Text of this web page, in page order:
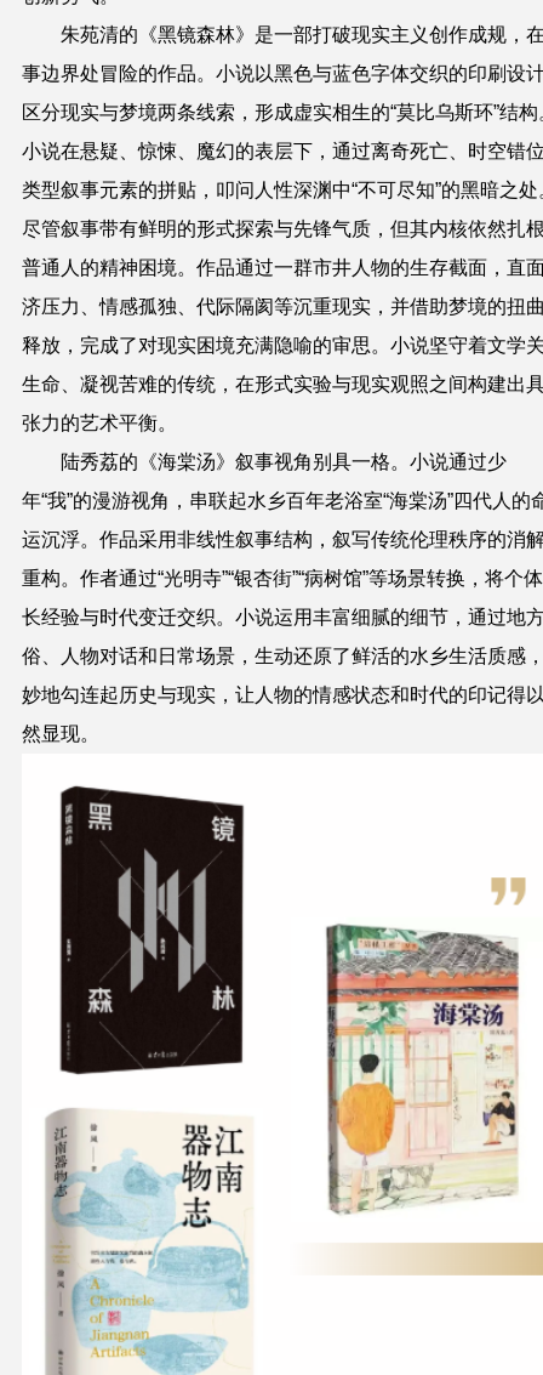
朱苑清的《黑镜森林》是一部打破现实主义创作成规，
事边界处冒险的作品。小说以黑色与蓝色字体交织的印刷设
区分现实与梦境两条线索，形成虚实相生的“莫比乌斯环”结构
小说在悬疑、惊悚、魔幻的表层下，通过离奇死亡、时空错
类型叙事元素的拼贴，叩问人性深渊中“不可尽知”的黑暗之处
尽管叙事带有鲜明的形式探索与先锋气质，但其内核依然扎
普通人的精神困境。作品通过一群市井人物的生存截面，直
济压力、情感孤独、代际隔阂等沉重现实，并借助梦境的扭
释放，完成了对现实困境充满隐喻的审思。小说坚守着文学
生命、凝视苦难的传统，在形式实验与现实观照之间构建出
张力的艺术平衡。
陆秀荔的《海棠汤》叙事视角别具一格。小说通过少
年“我”的漫游视角，串联起水乡百年老浴室“海棠汤”四代人的
运沉浮。作品采用非线性叙事结构，叙写传统伦理秩序的消
重构。作者通过“光明寺”“银杏街”“病树馆”等场景转换，将个
长经验与时代变迁交织。小说运用丰富细腻的细节，通过地
俗、人物对话和日常场景，生动还原了鲜活的水乡生活质感
妙地勾连起历史与现实，让人物的情感状态和时代的印记得
然显现。